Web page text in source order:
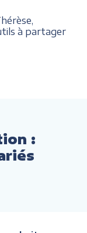
à partager
: